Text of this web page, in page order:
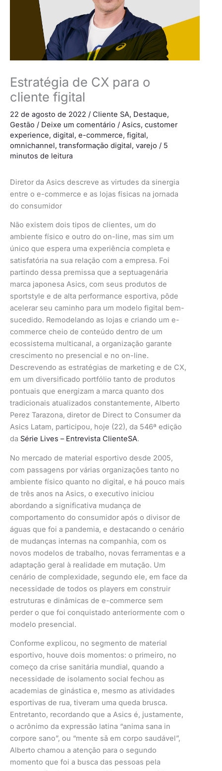
Estratégia de CX para o
cliente figital
22 de agosto de 2022 / Cliente SA, Destaque,
Gestão / Deixe um comentário / Asics, customer
experience, digital, e-commerce, figital,
omnichannel, transformação digital, varejo / 5
minutos de leitura
Diretor da Asics descreve as virtudes da sinergia
entre o e-commerce e as lojas físicas na jornada
do consumidor
Não existem dois tipos de clientes, um do
ambiente físico e outro do on-line, mas sim um
único que espera uma experiência completa e
satisfatória na sua relação com a empresa. Foi
partindo dessa premissa que a septuagenária
marca japonesa Asics, com seus produtos de
sportstyle e de alta performance esportiva, pôde
acelerar seu caminho para um modelo figital bem-
sucedido. Remodelando as lojas e criando um e-
commerce cheio de conteúdo dentro de um
ecossistema multicanal, a organização garante
crescimento no presencial e no on-line.
Descrevendo as estratégias de marketing e de CX,
em um diversificado portfólio tanto de produtos
pontuais que energizam a marca quanto dos
tradicionais atualizados constantemente, Alberto
Perez Tarazona, diretor de Direct to Consumer da
Asics Latam, participou, hoje (22), da 546ª edição
da Série Lives – Entrevista ClienteSA.
No mercado de material esportivo desde 2005,
com passagens por várias organizações tanto no
ambiente físico quanto no digital, e há pouco mais
de três anos na Asics, o executivo iniciou
abordando a significativa mudança de
comportamento do consumidor após o divisor de
águas que foi a pandemia, e destacando o cenário
de mudanças internas na companhia, com os
novos modelos de trabalho, novas ferramentas e a
adaptação geral à realidade em mutação. Um
cenário de complexidade, segundo ele, em face da
necessidade de todos os players em construir
estruturas e dinâmicas de e-commerce sem
perder o que foi conquistado anteriormente com o
modelo presencial.
Conforme explicou, no segmento de material
esportivo, houve dois momentos: o primeiro, no
começo da crise sanitária mundial, quando a
necessidade de isolamento social fechou as
academias de ginástica e, mesmo as atividades
esportivas de rua, tiveram uma queda brusca.
Entretanto, recordando que a Asics é, justamente,
o acrônimo da expressão latina “anima sana in
corpore sano”, ou “mente sã em corpo saudável”,
Alberto chamou a atenção para o segundo
momento que foi a busca das pessoas pela